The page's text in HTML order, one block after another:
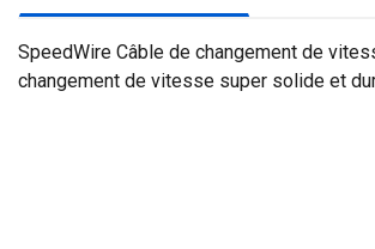
SpeedWire Câble de changement de
changement de vitesse super solide et